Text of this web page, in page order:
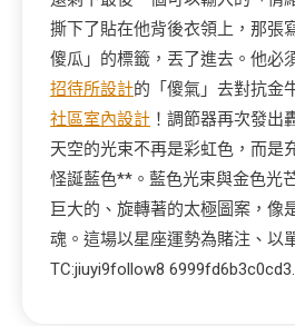
撕下了貼在他背後衣領上，那張
傻瓜」的標籤，丟了進去。他必
招待所設計的「傻氣」去對抗金
社區室內設計 ！調節器再次發出
天空的光束不再是彩虹色，而是
怪誕藍色**。藍色光束與金色光
巨大的、旋轉著的太極圖案，像
魂。這場以星座運勢為賭注、以
TC:jiuyi9follow8